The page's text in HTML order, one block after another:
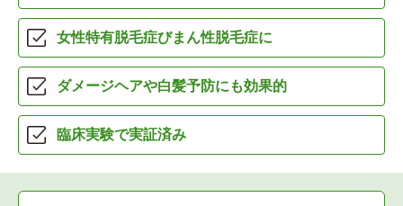
女性特有脱毛症びまん性脱毛症に
ダメージヘアや白髪予防にも効果的
臨床実験で実証済み